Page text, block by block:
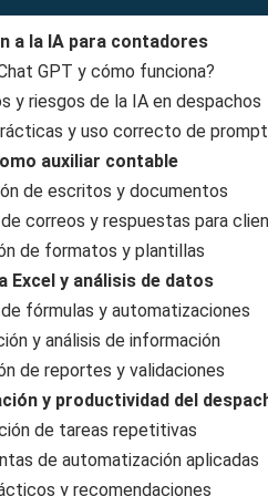
a la IA para contadores
GPT y cómo funciona?
y riesgos de la IA en despachos
y uso correcto de
auxiliar contable
de escritos y documentos
correos y respuestas para
de formatos y plantillas
Excel y análisis de datos
fórmulas y automatizaciones
y análisis de información
de reportes y validaciones
y productividad del
de tareas repetitivas
de automatización aplicadas
y recomendaciones